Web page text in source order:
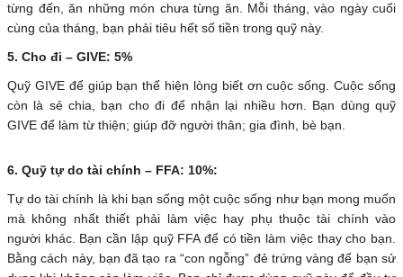
từng đến, ăn những món chưa từng ăn. Mỗi tháng, vào ngày cuối
cùng của tháng, bạn phải tiêu hết số tiền trong quỹ này.
5. Cho đi – GIVE: 5%
Quỹ GIVE để giúp bạn thể hiện lòng biết ơn cuộc sống. Cuộc sống
còn là sẻ chia, bạn cho đi để nhận lại nhiều hơn. Bạn dùng quỹ
GIVE để làm từ thiện; giúp đỡ người thân; gia đình, bè bạn.
6. Quỹ tự do tài chính – FFA: 10%:
Tự do tài chính là khi bạn sống một cuộc sống như bạn mong muốn
mà không nhất thiết phải làm việc hay phụ thuộc tài chính vào
người khác. Bạn cần lập quỹ FFA để có tiền làm việc thay cho bạn.
Bằng cách này, bạn đã tạo ra “con ngỗng” đẻ trứng vàng để bạn sử